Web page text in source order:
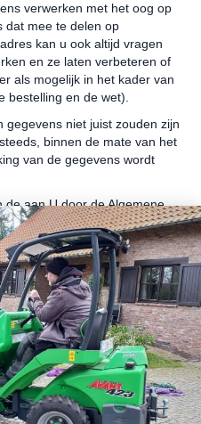
verwerken met het oog op
dat mee te delen op
kan u ook altijd vragen
en ze laten verbeteren of
als mogelijk in het kader van
bestelling en de wet).
gegevens niet juist zouden zijn
binnen de mate van het
van de gegevens wordt
de aan U door de Algemene
verleende rechten worden
het redelijke, kosteloos.
waarop wij uw gegevens
Commissie voor de
(Drukpersstraat 35